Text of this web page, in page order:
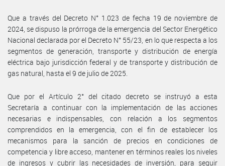
Que a través del Decreto N° 1.023 de fecha 19 de noviembre de
2024, se dispuso la prórroga de la emergencia del Sector Energético
Nacional declarada por el Decreto N° 55/23, en lo que respecta a los
segmentos de generación, transporte y distribución de energía
eléctrica bajo jurisdicción federal y de transporte y distribución de
gas natural, hasta el 9 de julio de 2025.
Que por el Artículo 2° del citado decreto se instruyó a esta
Secretaría a continuar con la implementación de las acciones
necesarias e indispensables, con relación a los segmentos
comprendidos en la emergencia, con el fin de establecer los
mecanismos para la sanción de precios en condiciones de
competencia y libre acceso, mantener en términos reales los niveles
de ingresos y cubrir las necesidades de inversión, para seguir